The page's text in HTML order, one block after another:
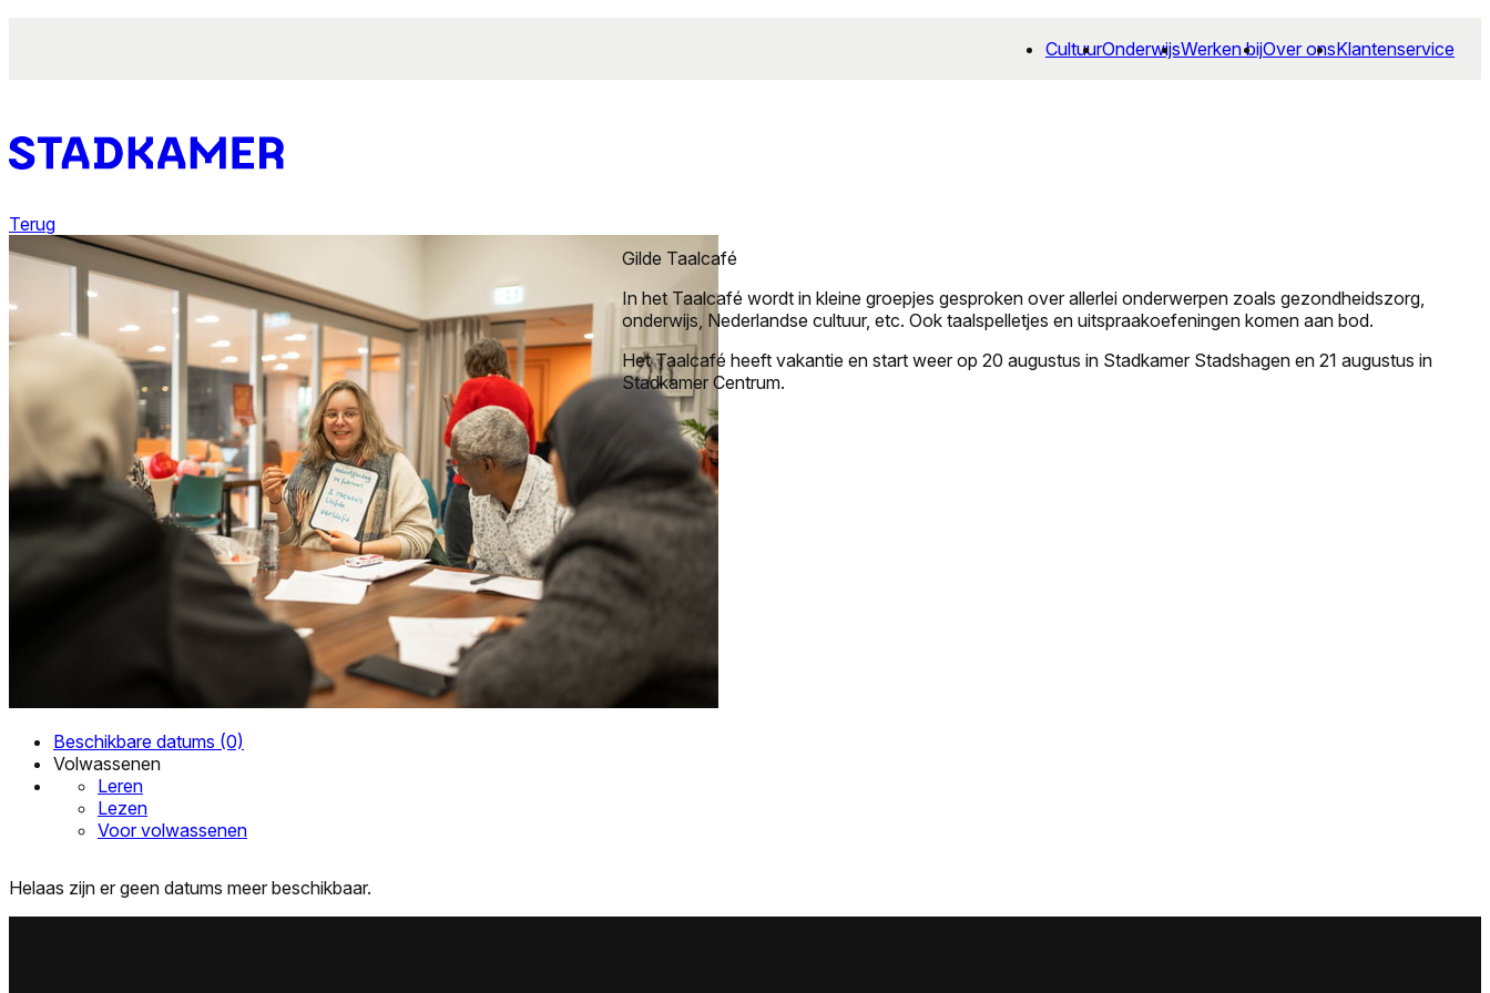
CultuurOnderwijsWerken bijOver onsKlantenservice
Terug
Beschikbare datums (0)
Volwassenen
Leren
Lezen
Voor volwassenen
Gilde Taalcafé
In het Taalcafé wordt in kleine groepjes gesproken over allerlei onderwerpen zoals gezondheidszorg,
onderwijs, Nederlandse cultuur, etc. Ook taalspelletjes en uitspraakoefeningen komen aan bod.
Het Taalcafé heeft vakantie en start weer op 20 augustus in Stadkamer Stadshagen en 21 augustus in
Stadkamer Centrum.
Helaas zijn er geen datums meer beschikbaar.